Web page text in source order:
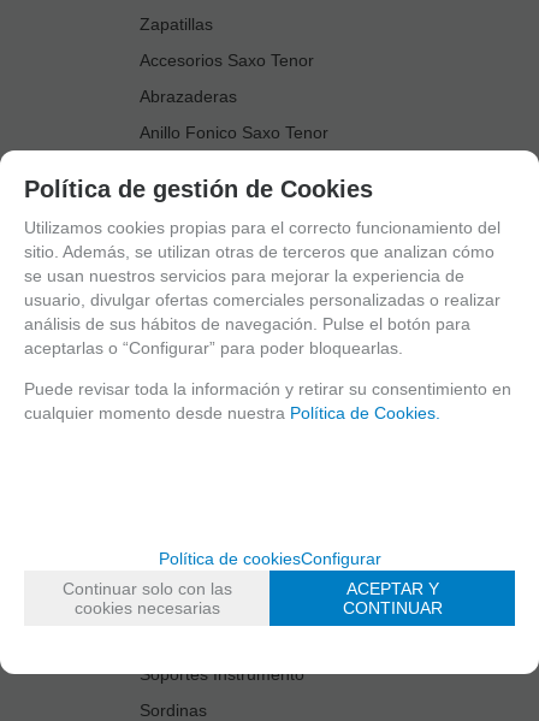
Zapatillas
Accesorios Saxo Tenor
Abrazaderas
Anillo Fonico Saxo Tenor
Boquillas
Boquilleros
Cañas
Cortacañas
Deflector Saxo Tenor
Estuches Guardacañas
Limpiadores
Protectores Boquilla
Soportes Instrumento
Sordinas
Política de gestión de Cookies
Utilizamos cookies propias para el correcto funcionamiento del
sitio. Además, se utilizan otras de terceros que analizan cómo
se usan nuestros servicios para mejorar la experiencia de
usuario, divulgar ofertas comerciales personalizadas o realizar
análisis de sus hábitos de navegación. Pulse el botón para
aceptarlas o “Configurar” para poder bloquearlas.
Puede revisar toda la información y retirar su consentimiento en
cualquier momento desde nuestra Política de Cookies.
Política de cookiesConfigurar
Continuar solo con las
cookies necesarias
ACEPTAR Y
CONTINUAR